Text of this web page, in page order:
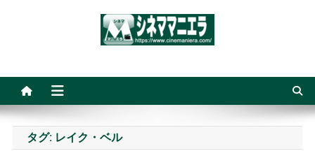
タグ: レイク・ベル